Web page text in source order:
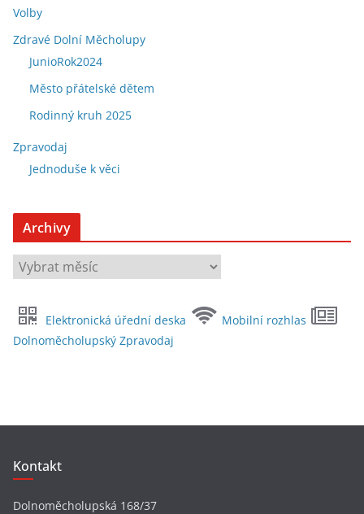
Volby
Zdravé Dolní Měcholupy
JunioRok2024
Město přátelské dětem
Rodinný kruh 2025
Zpravodaj
Jednoduše k věci
Archivy
A
r
h
i
Elektronická úřední deska
Mobilní rozhlas
Dolnoměcholupský Zpravodaj
Kontakt
Dolnoměcholupská 168/37